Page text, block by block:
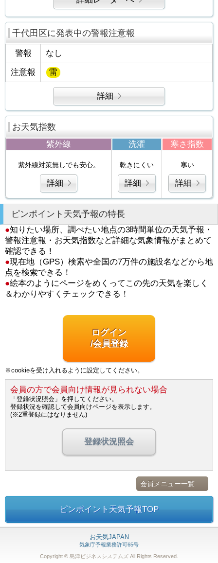
千代田区に発表中の警報注意報
警報 なし
注意報 雷
詳細
お天気指数
紫外線 洗濯 寒さ指数
紫外線対策無しでも安心。
詳細
乾きにくい
詳細
寒い
詳細
ピンポイント天気予報の特長
●知りたい場所、調べたい地点の3時間単位の天気予報・
警報注意報・お天気指数など詳細な気象情報がまとめて
確認できる！
●現在地（GPS）検索や全国の7万件の施設名などから地
点を検索できる！
●絵本のようにページをめくってこの先の天気を楽しく
＆わかりやすくチェックできる！
ログイン
/会員登録
※cookieを受け入れるように設定してください。
会員の方で会員向け情報が見られない場合
「登録状況照会」を押してください。
登録状況を確認して会員向けページを表示します。
(※2重登録にはなりません)
登録状況照会
会員メニュー一覧
ピンポイント天気予報TOP
お天気JAPAN
気象庁予報業務許可65号
Copyright © 島津ビジネスシステムズ All Rights Reserved.